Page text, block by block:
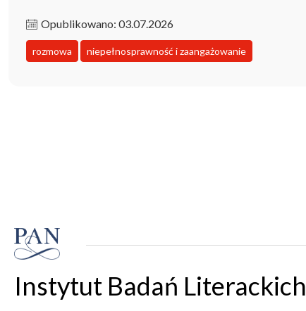
Opublikowano: 03.07.2026
rozmowa niepełnosprawność i zaangażowanie
Instytut Badań Literackich